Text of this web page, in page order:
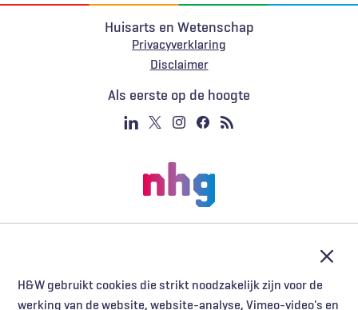
H&W gebruikt cookies die strikt noodzakelijk zijn voor de
werking van de website, website-analyse, Vimeo-video's en
Huisarts en Wetenschap
Privacyverklaring
Voet
Disclaimer
Als eerste op de hoogte